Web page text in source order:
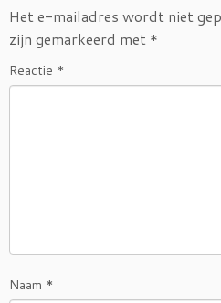
o e
r
Het e-mailadres wordt niet
zijn gemarkeerd met *
Reactie *
Naam *